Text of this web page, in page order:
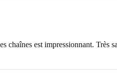
est impressionnant. Très